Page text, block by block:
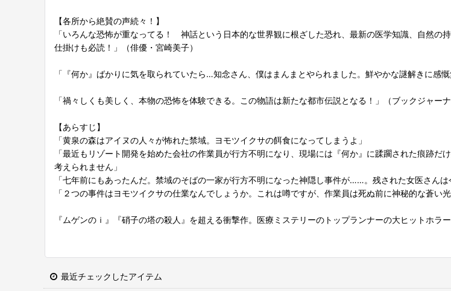
【各所から絶賛の声続々！】
「いろんな恐怖が重なってる！ 神話という日本的な世界観に根ざした恐れ、最新の医学知識、自然の
仕掛けも必読！」（俳優・宮崎美子）
「『何か』ばかりに気を取られていたら…知念さん、僕はまんまとやられました。鮮やかな謎解きに感
「禍々しくも美しく、本物の恐怖を体験できる。この物語は新たな都市伝説となる！」（ブックジャーナ
【あらすじ】
「黄泉の森はアイヌの人々が怖れた禁域。ヨモツイクサの餌食になってしまうよ」
「最近もリゾート開発を始めた会社の作業員が行方不明になり、現場には『何か』に蹂躙された痕跡
考えられません」
「七年前にもあったんだ。禁域のそばの一家が行方不明になった神隠し事件が……。残された女医さんは
「２つの事件はヨモツイクサの仕業なんでしょうか。これは噂ですが、作業員は死ぬ前に神秘的な蒼い光
『ムゲンのｉ』『硝子の塔の殺人』を超える衝撃作。医療ミステリーのトップランナーの大ヒットホラ
最近チェックしたアイテム